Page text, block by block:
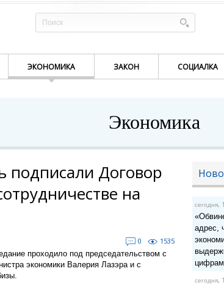
ЭКОНОМИКА ЗАКОН СОЦИАЛКА
Экономика
подписали Договор
на
0
1535
проходило под председательством с
экономики Валерия Лазэра и с
сегодня,
адрес,
сегодня,